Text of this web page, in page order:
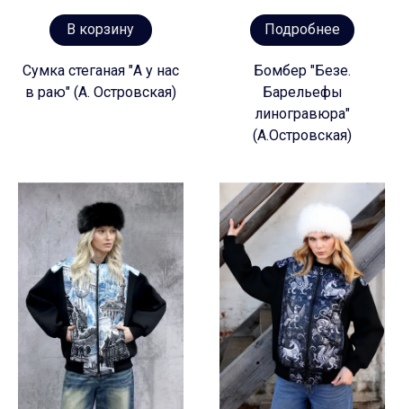
В корзину
Сумка стеганая "А у нас
в раю" (А. Островская)
Подробнее
Бомбер "Безе.
Барельефы
линогравюра"
(А.Островская)